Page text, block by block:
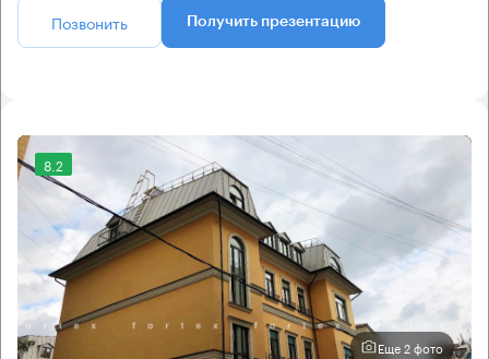
Позвонить Получить презентацию
8.2
Еще 2 фото